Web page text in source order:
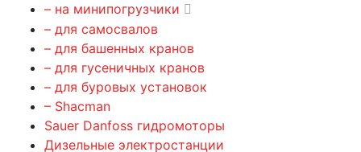
– на минипогрузчики
– для самосвалов
– для башенных кранов
– для гусеничных кранов
– для буровых установок
– Shacman
Sauer Danfoss гидромоторы
Дизельные электростанции